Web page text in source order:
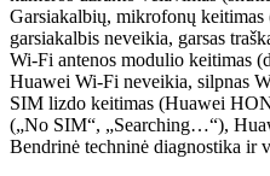
Garsiakalbių, mikrofonų
garsiakalbis neveikia, garsas
Wi-Fi antenos modulio keitimas
Huawei Wi-Fi neveikia, silpnas
SIM lizdo keitimas (Huawei
(„No SIM“, „Searching…“),
Bendrinė techninė diagnostika ir